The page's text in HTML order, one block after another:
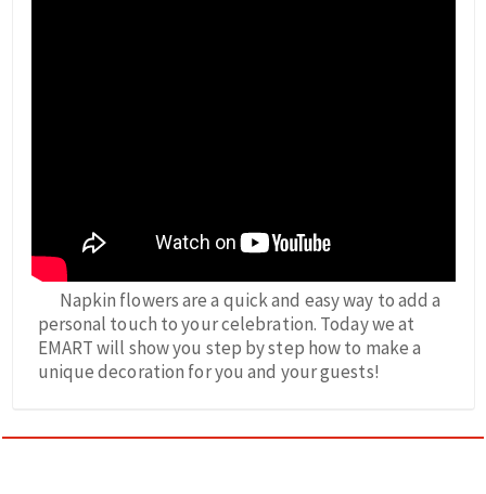
Napkin flowers are a quick and easy way to add a
personal touch to your celebration. Today we at
EMART will show you step by step how to make a
unique decoration for you and your guests!